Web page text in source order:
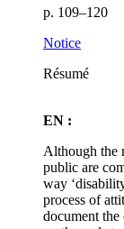
p. 109–120
Notice
Résumé
EN :
Although the
public are
way
process of
document